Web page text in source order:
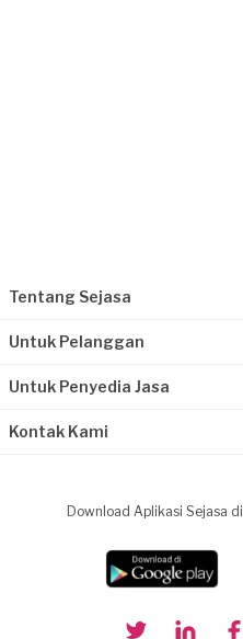
Tentang Sejasa
Untuk Pelanggan
Untuk Penyedia Jasa
Kontak Kami
Download Aplikasi Sejasa di